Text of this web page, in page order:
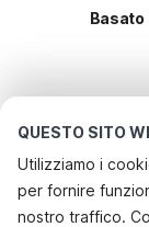
QUESTO SITO
Utilizziamo i
per fornire
nostro traffico.
Basato
vacanze
Città con i
Casa vacanze a
Servizi più